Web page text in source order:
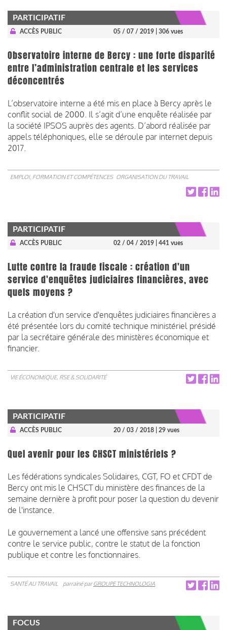
PARTICIPATIF
ACCÈS PUBLIC 05 / 07 / 2019 | 306 vues
Observatoire interne de Bercy : une forte disparité
entre l’administration centrale et les services
déconcentrés
L’observatoire interne a été mis en place à Bercy après le
conflit social de 2000. Il s’agit d’une enquête réalisée par
la société IPSOS auprès des agents. D’abord réalisée par
appels téléphoniques, elle se déroule par internet depuis
2017.
EMPLOI, FORMATION ET COMPÉTENCES ORGANISATION DU TRAVAIL
PARTICIPATIF
ACCÈS PUBLIC 02 / 04 / 2019 | 441 vues
Lutte contre la fraude fiscale : création d'un
service d'enquêtes judiciaires financières, avec
quels moyens ?
La création d'un service d'enquêtes judiciaires financières a
été présentée lors du comité technique ministériel présidé
par la secrétaire générale des ministères économique et
financier.
VIE ÉCONOMIQUE, RSE & SOLIDARITÉ
PARTICIPATIF
ACCÈS PUBLIC 20 / 03 / 2018 | 29 vues
Quel avenir pour les CHSCT ministériels ?
Les fédérations syndicales Solidaires, CGT, FO et CFDT de
Bercy ont mis le CHSCT du ministère des finances de la
semaine dernière à profit pour poser la question du devenir
de l'instance.
Le gouvernement a lancé une offensive sans précédent
contre le service public, contre le statut de la fonction
publique et contre les fonctionnaires.
SANTÉ AU TRAVAIL parrainé parGROUPE TECHNOLOGIA
FOCUS